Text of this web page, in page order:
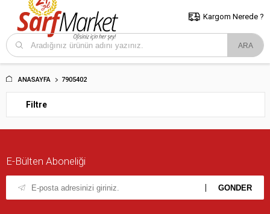
5000 TL ve Üzeri Alışverişlerde İstanbul İçi Kargo Bedava!
ve Trakya İçin Tıklayın..
Kargom Nerede ?
ANASAYFA 7905402
Filtre
E-Bülten Aboneliği